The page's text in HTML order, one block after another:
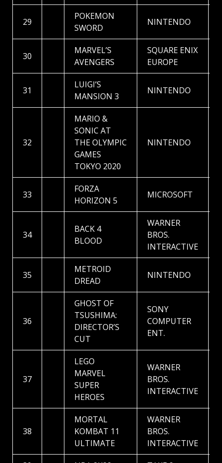
29
POKEMON
SWORD
NINTENDO
30
MARVEL’S
AVENGERS
SQUARE ENIX
EUROPE
31
LUIGI’S
MANSION 3
NINTENDO
32
MARIO &
SONIC AT
THE OLYMPIC
GAMES
TOKYO 2020
NINTENDO
33
FORZA
HORIZON 5
MICROSOFT
34
BACK 4
BLOOD
WARNER
BROS.
INTERACTIVE
35
METROID
DREAD
NINTENDO
36
GHOST OF
TSUSHIMA:
DIRECTOR’S
CUT
SONY
COMPUTER
ENT.
37
LEGO
MARVEL
SUPER
HEROES
WARNER
BROS.
INTERACTIVE
38
MORTAL
KOMBAT 11
ULTIMATE
WARNER
BROS.
INTERACTIVE